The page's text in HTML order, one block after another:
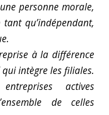
personne morale,
qu’indépendant,
à la différence
qui intègre les filiales.
actives
de celles